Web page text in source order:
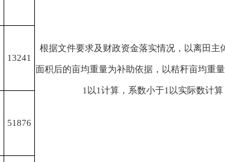
根据文件要求及财政资金落实情况，以离田
面积后的亩均重量为补助依据，以秸秆亩均重
1以1计算，系数小于1以实际数计
13241
51876